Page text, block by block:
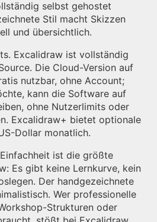
selbst gehostet
Stil macht Skizzen
und übersichtlich.
Excalidraw ist vollständig
Die Cloud-Version auf
nutzbar, ohne Account;
kann die Software auf
ohne Nutzerlimits oder
Excalidraw+ bietet optionale
Dollar monatlich.
ist die größte
Es gibt keine Lernkurve, kein
Der handgezeichnete
Wer professionelle
Strukturen oder